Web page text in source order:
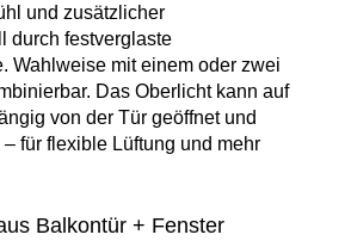
und zusätzlicher
durch festverglaste
Wahlweise mit einem oder zwei
Das Oberlicht kann auf
von der Tür geöffnet und
für flexible Lüftung und mehr
Balkontür + Fenster